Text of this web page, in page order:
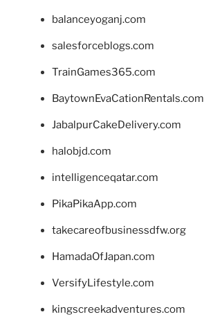
balanceyoganj.com
salesforceblogs.com
TrainGames365.com
BaytownEvaCationRentals.com
JabalpurCakeDelivery.com
halobjd.com
intelligenceqatar.com
PikaPikaApp.com
takecareofbusinessdfw.org
HamadaOfJapan.com
VersifyLifestyle.com
kingscreekadventures.com